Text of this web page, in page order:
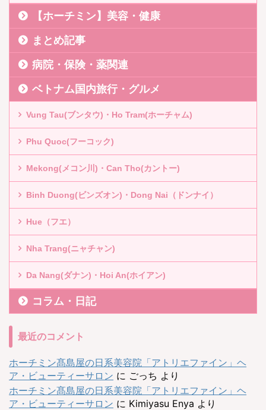
【ホーチミン】美容・健康
まとめ記事
病院・保険・薬関連
ベトナム国内旅行・グルメ
Vung Tau(ブンタウ)・Ho Tram(ホーチャム)
Phu Quoc(フーコック)
Mekong(メコン川)・Can Tho(カントー)
Binh Duong(ビンズオン)・Dong Nai（ドンナイ）
Hue（フエ）
Nha Trang(ニャチャン)
Da Nang(ダナン)・Hoi An(ホイアン)
コラム・日記
最近のコメント
ホーチミン髙島屋の日系美容院「アトリエファイン」ヘ
ア・ビューティーサロン に ごっち より
ホーチミン髙島屋の日系美容院「アトリエファイン」ヘ
ア・ビューティーサロン に Kimiyasu Enya より